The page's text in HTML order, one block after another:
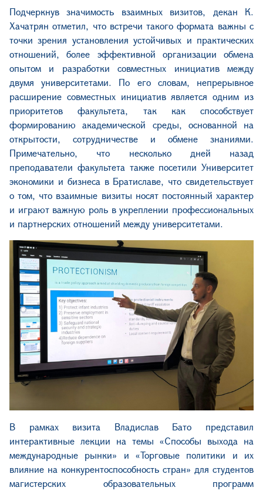
Подчеркнув значимость взаимных визитов, декан К.
Хачатрян отметил, что встречи такого формата важны с
точки зрения установления устойчивых и практических
отношений, более эффективной организации обмена
опытом и разработки совместных инициатив между
двумя университетами. По его словам, непрерывное
расширение совместных инициатив является одним из
приоритетов факультета, так как способствует
формированию академической среды, основанной на
открытости, сотрудничестве и обмене знаниями.
Примечательно, что несколько дней назад
преподаватели факультета также посетили Университет
экономики и бизнеса в Братиславе, что свидетельствует
о том, что взаимные визиты носят постоянный характер
и играют важную роль в укреплении профессиональных
и партнерских отношений между университетами.
В рамках визита Владислав Бато представил
интерактивные лекции на темы «Способы выхода на
международные рынки» и «Торговые политики и их
влияние на конкурентоспособность стран» для студентов
магистерских образовательных программ